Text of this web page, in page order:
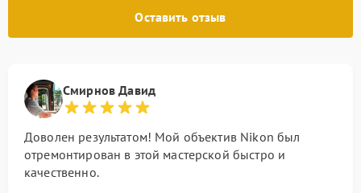
Оставить отзыв
Смирнов Давид
Доволен результатом! Мой объектив Nikon был
отремонтирован в этой мастерской быстро и
качественно.